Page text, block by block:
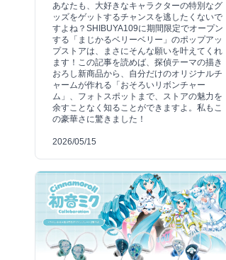
あなたも、大好きなキャラクターの特別なグ
ッズをゲットするチャンスを逃したくないで
すよね？SHIBUYA109に期間限定でオープン
する「まじかるベリーベリー」のポップアッ
プストアは、まさにそんな願いを叶えてくれ
ます！この記事を読めば、探偵テーマの描き
おろし新商品から、自分だけのオリジナルチ
ャームが作れる「おそろいリボンチャー
ム」、フォトスポットまで、ストアの魅力を
余すことなく知ることができますよ。私もこ
の豪華さに驚きました！
2026/05/15